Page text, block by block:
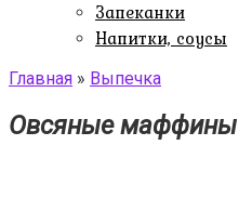
Запеканки
Напитки, соусы
Главная » Выпечка
Овсяные маффины